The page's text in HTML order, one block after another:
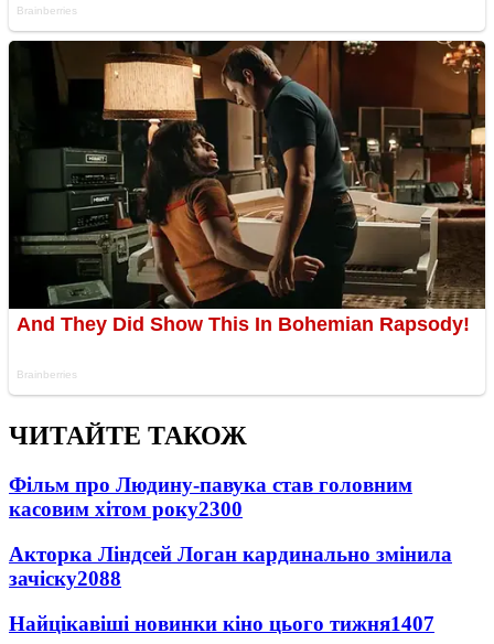
ЧИТАЙТЕ ТАКОЖ
Фільм про Людину-павука став головним
касовим хітом року2300
Акторка Ліндсей Логан кардинально змінила
зачіску2088
Найцікавіші новинки кіно цього тижня1407